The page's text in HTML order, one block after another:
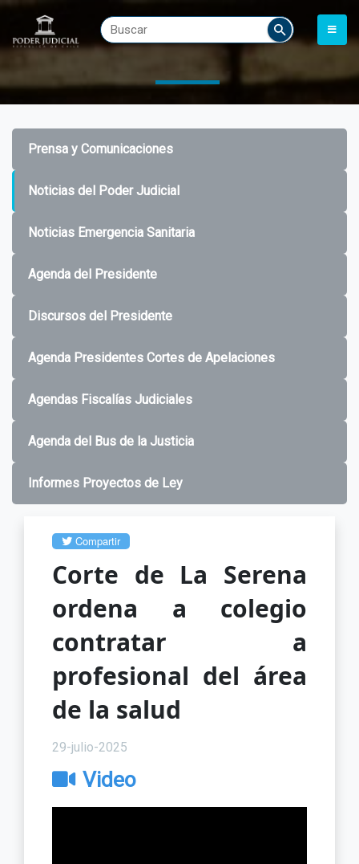
Prensa y Comunicaciones
Noticias del Poder Judicial
Noticias Emergencia Sanitaria
Agenda del Presidente
Discursos del Presidente
Agenda Presidentes Cortes de Apelaciones
Agendas Fiscalías Judiciales
Agenda del Bus de la Justicia
Informes Proyectos de Ley
Compartir
Corte de La Serena
ordena a colegio
contratar a
profesional del área
de la salud
29-julio-2025
Video